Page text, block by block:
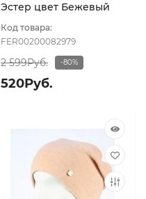
Эстер цвет Бежевый
Код товара:
FER00200082979
2 599Руб. -80%
520Руб.